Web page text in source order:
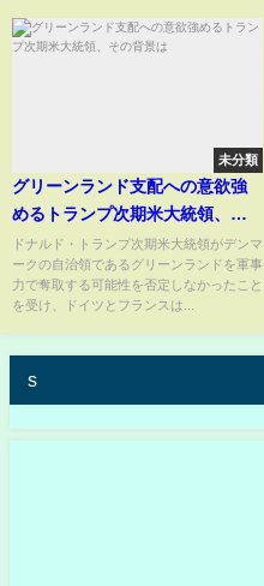
未分類
グリーンランド支配への意欲強
めるトランプ次期米大統領、そ
の背景は
ドナルド・トランプ次期米大統領がデンマ
ークの自治領であるグリーンランドを軍事
力で奪取する可能性を否定しなかったこと
を受け、ドイツとフランスは...
s